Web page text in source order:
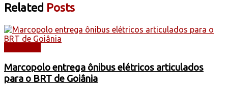
Related Posts
Marcopolo entrega ônibus elétricos articulados
para o BRT de Goiânia